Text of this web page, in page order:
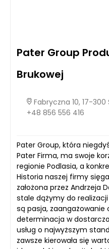
Pater Group
Brukowej
Fabryczna 10, 17-
+48 856 556 416
Pater Group, która
Pater Firma, ma swoje
regionie Podlasia, a
Historia naszej firmy
założona przez Andrzeja
stale dążymy do
są pasja, zaangażowanie
determinacja w
usług o najwyższym
zawsze kierowała się